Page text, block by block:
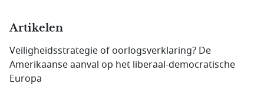
Artikelen
Veiligheidsstrategie of oorlogsverklaring? De
Amerikaanse aanval op het liberaal-democratische
Europa